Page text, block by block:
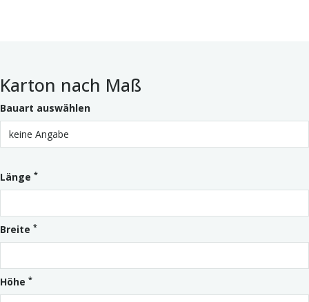
Karton nach Maß
Bauart auswählen
Länge *
Breite *
Höhe *